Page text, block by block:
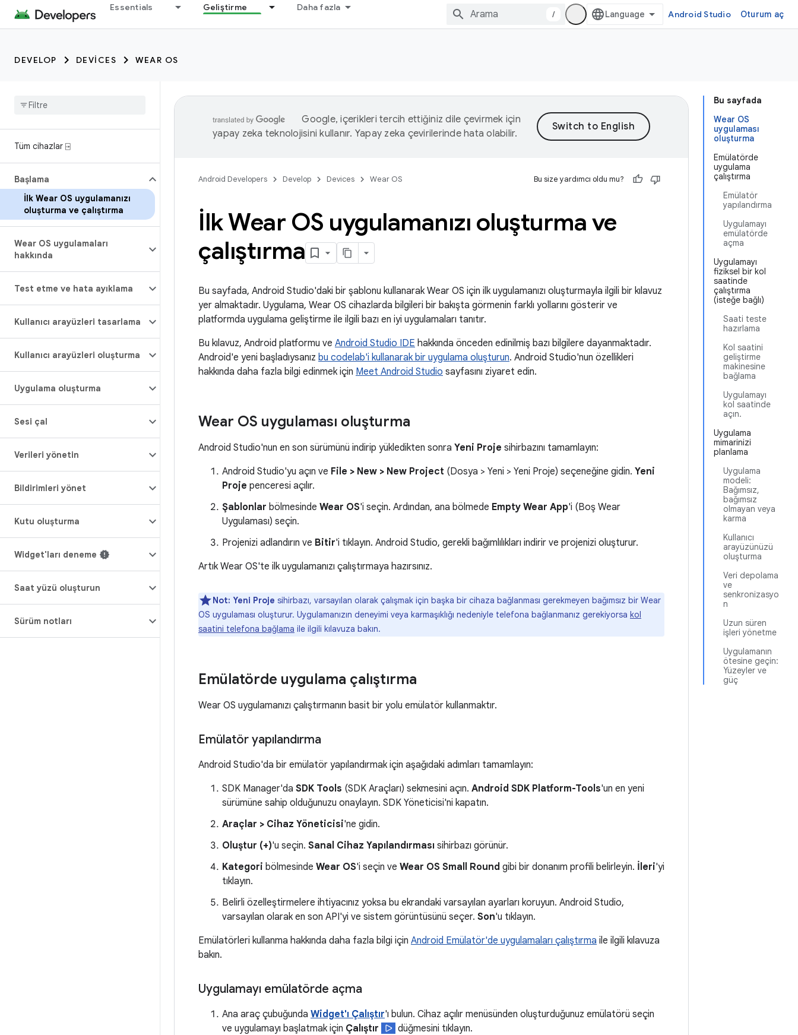
Essentials Geliştirme Daha fazla
/ Android Studio Oturum aç
DEVELOP DEVICES WEAR OS
Tüm cihazlar ⍈
Başlama
İlk Wear OS uygulamanızı
oluşturma ve çalıştırma
Wear OS uygulamaları
hakkında
Test etme ve hata ayıklama
Kullanıcı arayüzleri tasarlama
Kullanıcı arayüzleri oluşturma
Uygulama oluşturma
Sesi çal
Verileri yönetin
Bildirimleri yönet
Kutu oluşturma
Widget'ları deneme
Saat yüzü oluşturun
Sürüm notları
Bu sayfada
Wear OS
uygulaması
oluşturma
Emülatörde
uygulama
çalıştırma
Emülatör
yapılandırma
Uygulamayı
emülatörde
açma
Uygulamayı
fiziksel bir kol
saatinde
çalıştırma
(isteğe bağlı)
Saati teste
hazırlama
Kol saatini
geliştirme
makinesine
bağlama
Uygulamayı
kol saatinde
açın.
Uygulama
mimarinizi
planlama
Uygulama
modeli:
Bağımsız,
bağımsız
olmayan veya
karma
Kullanıcı
arayüzünüzü
oluşturma
Veri depolama
ve
senkronizasyo
n
Uzun süren
işleri yönetme
Uygulamanın
ötesine geçin:
Yüzeyler ve
güç
Google, içerikleri tercih ettiğiniz dile çevirmek için
yapay zeka teknolojisini kullanır. Yapay zeka çevirilerinde hata olabilir.
Android Developers Develop Devices Wear OS Bu size yardımcı oldu mu?
İlk Wear OS uygulamanızı oluşturma ve
çalıştırma
Bu sayfada, Android Studio'daki bir şablonu kullanarak Wear OS için ilk uygulamanızı oluşturmayla ilgili bir kılavuz
yer almaktadır. Uygulama, Wear OS cihazlarda bilgileri bir bakışta görmenin farklı yollarını gösterir ve
platformda uygulama geliştirme ile ilgili bazı en iyi uygulamaları tanıtır.
Bu kılavuz, Android platformu ve Android Studio IDE hakkında önceden edinilmiş bazı bilgilere dayanmaktadır.
Android'e yeni başladıysanız bu codelab'i kullanarak bir uygulama oluşturun. Android Studio'nun özellikleri
hakkında daha fazla bilgi edinmek için Meet Android Studio sayfasını ziyaret edin.
Wear OS uygulaması oluşturma
Android Studio'nun en son sürümünü indirip yükledikten sonra Yeni Proje sihirbazını tamamlayın:
Android Studio'yu açın ve File > New > New Project (Dosya > Yeni > Yeni Proje) seçeneğine gidin. Yeni
Proje penceresi açılır.
Şablonlar bölmesinde Wear OS'i seçin. Ardından, ana bölmede Empty Wear App'i (Boş Wear
Uygulaması) seçin.
Projenizi adlandırın ve Bitir'i tıklayın. Android Studio, gerekli bağımlılıkları indirir ve projenizi oluşturur.
Artık Wear OS'te ilk uygulamanızı çalıştırmaya hazırsınız.
Not: Yeni Proje sihirbazı, varsayılan olarak çalışmak için başka bir cihaza bağlanması gerekmeyen bağımsız bir Wear
OS uygulaması oluşturur. Uygulamanızın deneyimi veya karmaşıklığı nedeniyle telefona bağlanmanız gerekiyorsa kol
saatini telefona bağlama ile ilgili kılavuza bakın.
Emülatörde uygulama çalıştırma
Wear OS uygulamanızı çalıştırmanın basit bir yolu emülatör kullanmaktır.
Emülatör yapılandırma
Android Studio'da bir emülatör yapılandırmak için aşağıdaki adımları tamamlayın:
SDK Manager'da SDK Tools (SDK Araçları) sekmesini açın. Android SDK Platform-Tools'un en yeni
sürümüne sahip olduğunuzu onaylayın. SDK Yöneticisi'ni kapatın.
Araçlar > Cihaz Yöneticisi'ne gidin.
Oluştur (+)'u seçin. Sanal Cihaz Yapılandırması sihirbazı görünür.
Kategori bölmesinde Wear OS'i seçin ve Wear OS Small Round gibi bir donanım profili belirleyin. İleri'yi
tıklayın.
Belirli özelleştirmelere ihtiyacınız yoksa bu ekrandaki varsayılan ayarları koruyun. Android Studio,
varsayılan olarak en son API'yi ve sistem görüntüsünü seçer. Son'u tıklayın.
Emülatörleri kullanma hakkında daha fazla bilgi için Android Emülatör'de uygulamaları çalıştırma ile ilgili kılavuza
bakın.
Uygulamayı emülatörde açma
Ana araç çubuğunda Widget'ı Çalıştır'ı bulun. Cihaz açılır menüsünden oluşturduğunuz emülatörü seçin
ve uygulamayı başlatmak için Çalıştır
düğmesini tıklayın.